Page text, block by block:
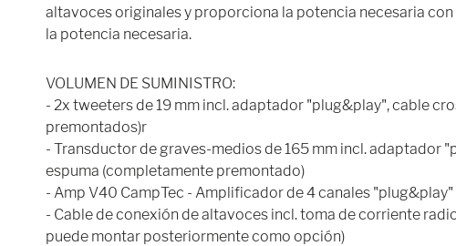
altavoces originales y proporciona la potencia necesaria
la potencia necesaria.
VOLUMEN DE SUMINISTRO:
- 2x tweeters de 19 mm incl. adaptador "plug&play", cable
premontados)r
- Transductor de graves-medios de 165 mm incl. adaptador
espuma (completamente premontado)
- Amp V40 CampTec - Amplificador de 4 canales
- Cable de conexión de altavoces incl. toma de corriente
puede montar posteriormente como opción)